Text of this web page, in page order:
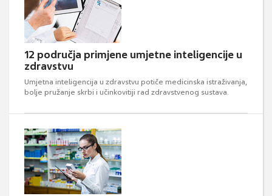
12 područja primjene umjetne inteligencije u
zdravstvu
Umjetna inteligencija u zdravstvu potiče medicinska istraživanja,
bolje pružanje skrbi i učinkovitiji rad zdravstvenog sustava.